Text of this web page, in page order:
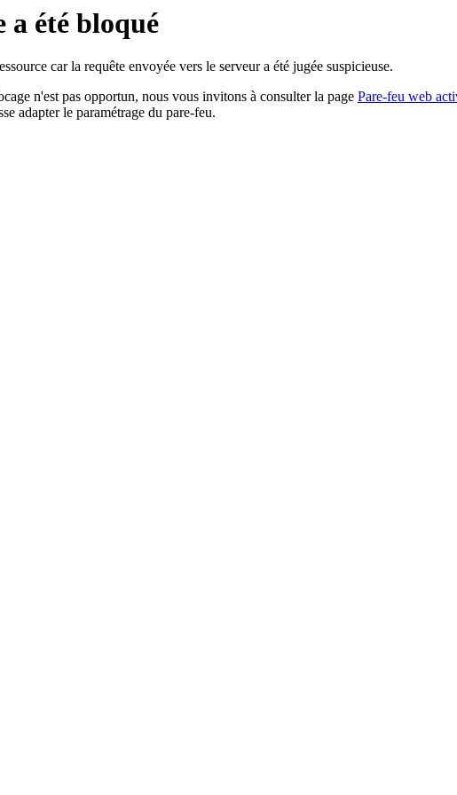
a été bloqué
car la requête envoyée vers le serveur a été jugée suspicieuse.
n'est pas opportun, nous vous invitons à consulter la page Pare-feu web
adapter le paramétrage du pare-feu.